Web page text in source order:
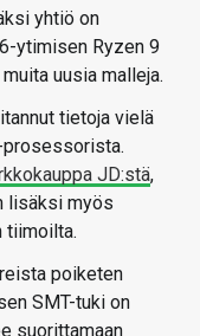
yhtiö on
ytimisen Ryzen 9
uusia malleja.
tietoja vielä
JD:stä,
lisäksi myös
tiimoilta.
poiketen
SMT-tuki on
suorittamaan